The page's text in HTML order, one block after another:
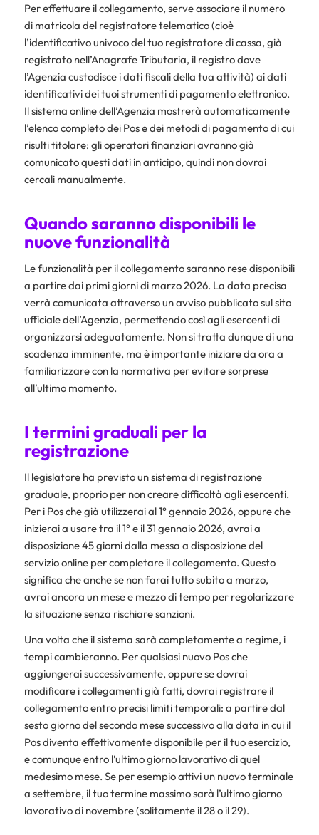
Per effettuare il collegamento, serve associare il numero
di matricola del registratore telematico (cioè
l’identificativo univoco del tuo registratore di cassa, già
registrato nell’Anagrafe Tributaria, il registro dove
l’Agenzia custodisce i dati fiscali della tua attività) ai dati
identificativi dei tuoi strumenti di pagamento elettronico.
Il sistema online dell’Agenzia mostrerà automaticamente
l’elenco completo dei Pos e dei metodi di pagamento di cui
risulti titolare: gli operatori finanziari avranno già
comunicato questi dati in anticipo, quindi non dovrai
cercali manualmente.
Quando saranno disponibili le
nuove funzionalità
Le funzionalità per il collegamento saranno rese disponibili
a partire dai primi giorni di marzo 2026. La data precisa
verrà comunicata attraverso un avviso pubblicato sul sito
ufficiale dell’Agenzia, permettendo così agli esercenti di
organizzarsi adeguatamente. Non si tratta dunque di una
scadenza imminente, ma è importante iniziare da ora a
familiarizzare con la normativa per evitare sorprese
all’ultimo momento.
I termini graduali per la
registrazione
Il legislatore ha previsto un sistema di registrazione
graduale, proprio per non creare difficoltà agli esercenti.
Per i Pos che già utilizzerai al 1° gennaio 2026, oppure che
inizierai a usare tra il 1° e il 31 gennaio 2026, avrai a
disposizione 45 giorni dalla messa a disposizione del
servizio online per completare il collegamento. Questo
significa che anche se non farai tutto subito a marzo,
avrai ancora un mese e mezzo di tempo per regolarizzare
la situazione senza rischiare sanzioni.
Una volta che il sistema sarà completamente a regime, i
tempi cambieranno. Per qualsiasi nuovo Pos che
aggiungerai successivamente, oppure se dovrai
modificare i collegamenti già fatti, dovrai registrare il
collegamento entro precisi limiti temporali: a partire dal
sesto giorno del secondo mese successivo alla data in cui il
Pos diventa effettivamente disponibile per il tuo esercizio,
e comunque entro l’ultimo giorno lavorativo di quel
medesimo mese. Se per esempio attivi un nuovo terminale
a settembre, il tuo termine massimo sarà l’ultimo giorno
lavorativo di novembre (solitamente il 28 o il 29).